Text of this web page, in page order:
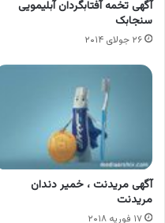
آگهی تخمه آفتابگردان آبلیمویی
سنجابک
۲۶ جولای ۲۰۱۴
آگهی مریدنت ، خمیر دندان
مریدنت
۱۷ فوریه ۲۰۱۸